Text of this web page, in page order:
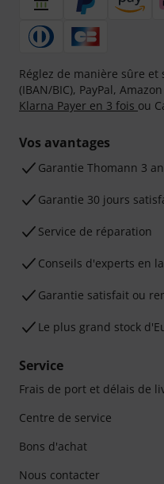
Réglez de manière sûre
(IBAN/BIC), PayPal, Amazon
Klarna Payer en 3 fois ou
Vos avantages
Ga­ran­tie Thomann 3
Garantie 30 jours
Service de réparation
Conseils d'experts en
Garantie satisfait ou
Le plus grand stock
Service
Frais de port et délais de
Centre de service
Bons d'achat
Nous contacter